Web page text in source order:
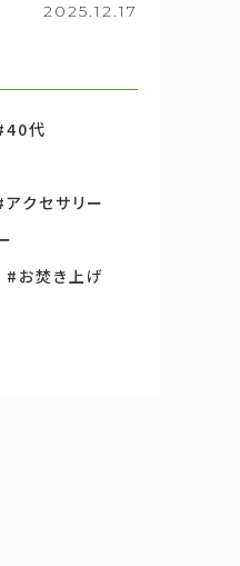
2025.12.17
代
アクセサリー
#お焚き上げ